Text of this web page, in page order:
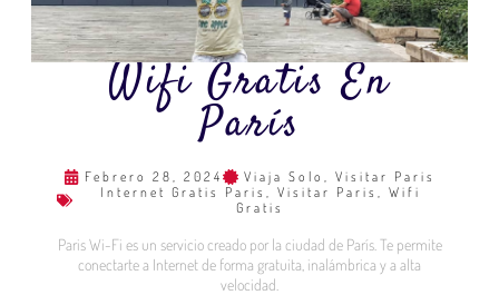
Wifi Gratis En
París
Febrero 28, 2024 Viaja Solo
Visitar Paris
Internet Gratis Paris
Visitar Paris
Wifi
Gratis
Paris Wi-Fi es un servicio creado por la ciudad de París. Te permite
conectarte a Internet de forma gratuita, inalámbrica y a alta
velocidad.